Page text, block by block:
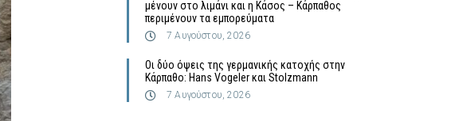
μένουν στο λιμάνι και η Κάσος – Κάρπαθος
περιμένουν τα εμπορεύματα
7 Αυγούστου, 2026
Οι δύο όψεις της γερμανικής κατοχής στην
Κάρπαθο: Hans Vogeler και Stolzmann
7 Αυγούστου, 2026